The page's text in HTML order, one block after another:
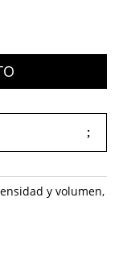
y volumen,